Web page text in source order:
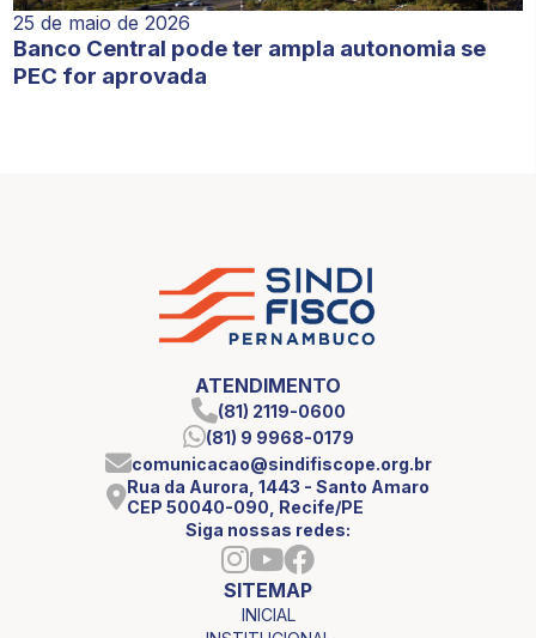
25 de maio de 2026
Banco Central pode ter ampla autonomia se
PEC for aprovada
ATENDIMENTO
(81) 2119-0600
(81) 9 9968-0179
comunicacao@sindifiscope.org.br
Rua da Aurora, 1443 - Santo Amaro
CEP 50040-090, Recife/PE
Siga nossas redes:
SITEMAP
INICIAL